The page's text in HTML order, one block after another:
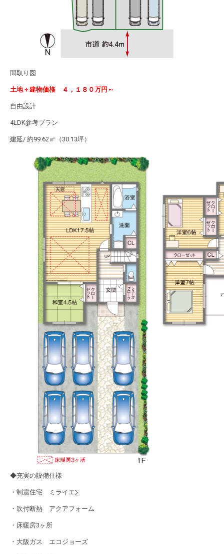
間取り図
土地＋建物価格 ４，１８０万円～
自由設計
4LDK参考プラン
建延/ 約99.62㎡（30.13坪）
◆充実の設備仕様
・制震住宅 ミライエ∑
・吹付断熱 アクアフォーム
・床暖房3ヶ所
・大阪ガス エコジョーズ